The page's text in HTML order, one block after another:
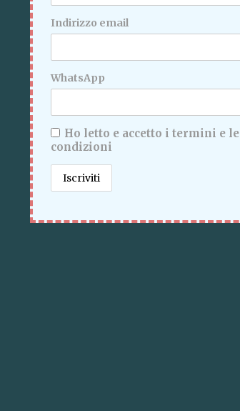
Indirizzo email
WhatsApp
Ho letto e accetto i termini e le
condizioni